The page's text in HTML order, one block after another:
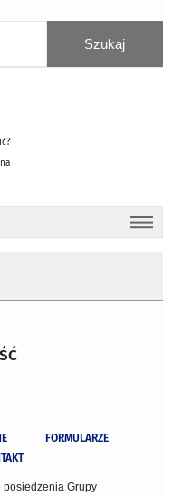
FORMULARZE
posiedzenia Grupy